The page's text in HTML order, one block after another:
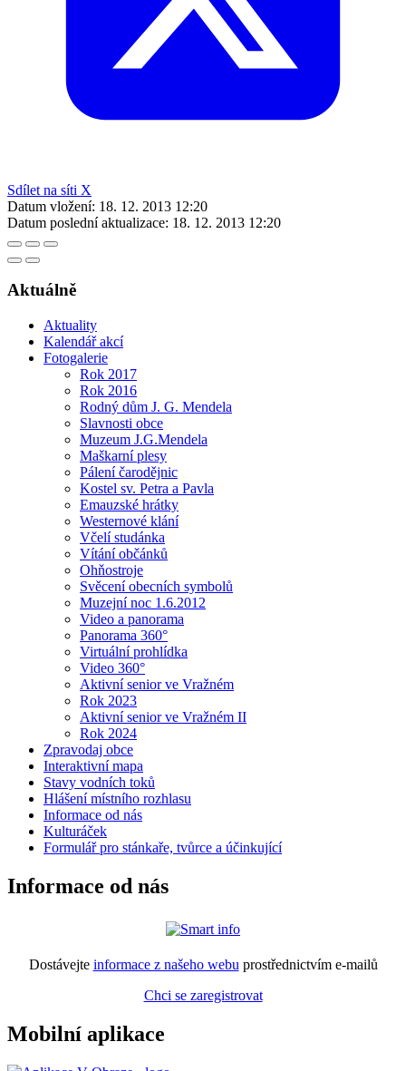
Sdílet na síti X
Datum vložení: 18. 12. 2013 12:20
Datum poslední aktualizace: 18. 12. 2013 12:20
Aktuálně
Aktuality
Kalendář akcí
Fotogalerie
Rok 2017
Rok 2016
Rodný dům J. G. Mendela
Slavnosti obce
Muzeum J.G.Mendela
Maškarní plesy
Pálení čarodějnic
Kostel sv. Petra a Pavla
Emauzské hrátky
Westernové klání
Včelí studánka
Vítání občánků
Ohňostroje
Svěcení obecních symbolů
Muzejní noc 1.6.2012
Video a panorama
Panorama 360°
Virtuální prohlídka
Video 360°
Aktivní senior ve Vražném
Rok 2023
Aktivní senior ve Vražném II
Rok 2024
Zpravodaj obce
Interaktivní mapa
Stavy vodních toků
Hlášení místního rozhlasu
Informace od nás
Kulturáček
Formulář pro stánkaře, tvůrce a účinkující
Informace od nás
Dostávejte informace z našeho webu prostřednictvím e-mailů
Chci se zaregistrovat
Mobilní aplikace